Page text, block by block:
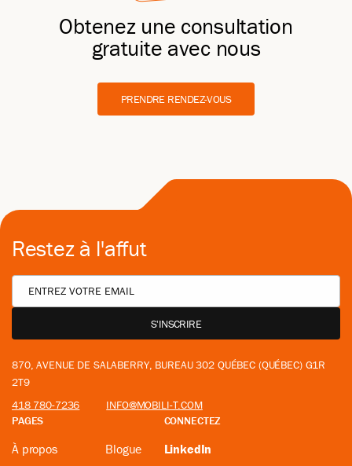
Obtenez une consultation
gratuite avec nous
PRENDRE RENDEZ-VOUS
Restez à l'affut
870, AVENUE DE SALABERRY, BUREAU 302 QUÉBEC (QUÉBEC) G1R
2T9
418 780-7236
INFO@MOBILI-T.COM
PAGES
À propos Blogue
CONNECTEZ
LinkedIn